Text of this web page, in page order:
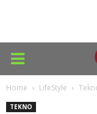
Home LifeStyle
TEKNO